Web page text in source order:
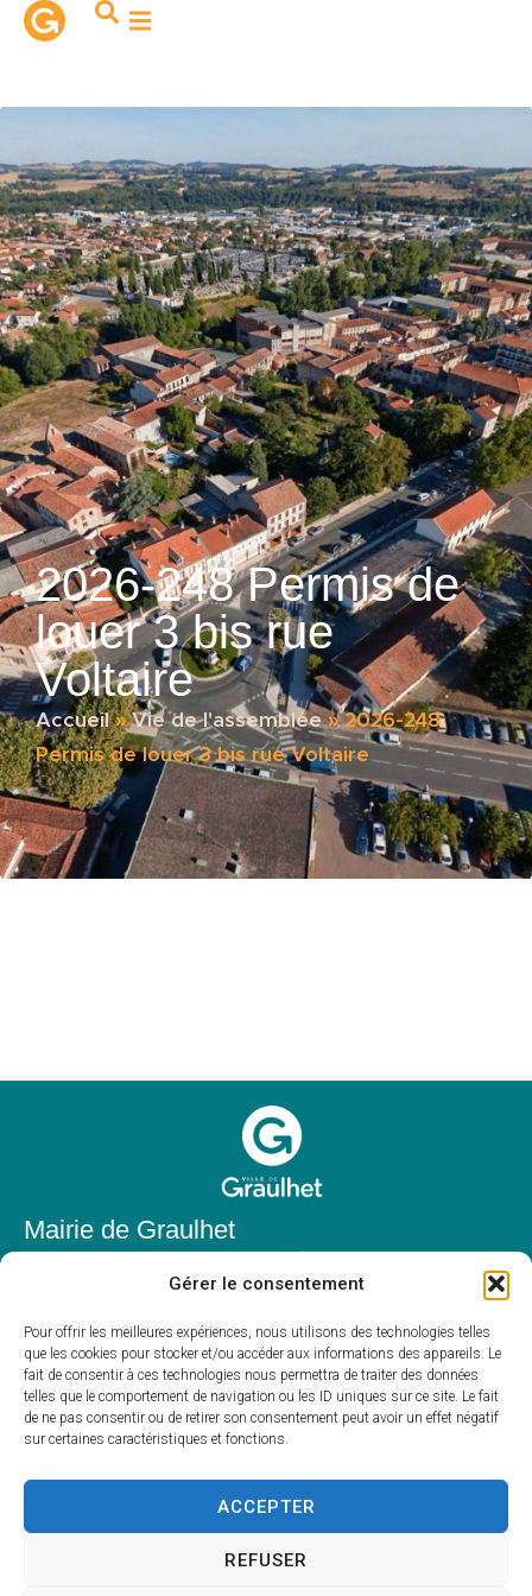
Gérer le consentement
Pour offrir les meilleures expériences, nous utilisons des technologies telles
que les cookies pour stocker et/ou accéder aux informations des appareils. Le
fait de consentir à ces technologies nous permettra de traiter des données
telles que le comportement de navigation ou les ID uniques sur ce site. Le fait
de ne pas consentir ou de retirer son consentement peut avoir un effet négatif
sur certaines caractéristiques et fonctions.
ACCEPTER
REFUSER
principal
2026-248 Permis de
louer 3 bis rue
Voltaire
Accueil»Vie de l'assemblée»2026-248
Permis de louer 3 bis rue Voltaire
Mairie de Graulhet
81300 Graulhet
05 63 42 85 50
mairie@mairie-graulhet.fr
Horaires d'ouverture
Du lundi au vendredi :